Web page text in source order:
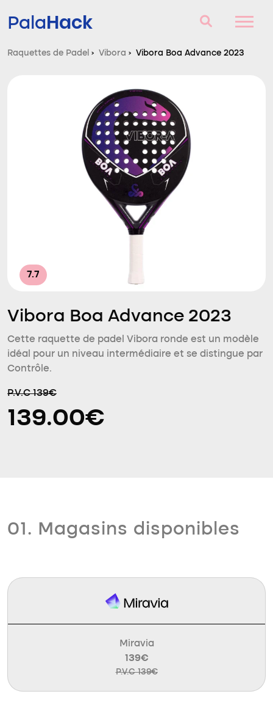
PalaHack
Questions et réponses
Comparateur
Raquettes de Padel › Vibora › Vibora Boa Advance 2023
7.7
Vibora Boa Advance 2023
Cette raquette de padel Vibora ronde est un modèle
idéal pour un niveau intermédiaire et se distingue par
Contrôle.
P.V.C 139€
139.00€
01. Magasins disponibles
Miravia
139€
P.V.C 139€